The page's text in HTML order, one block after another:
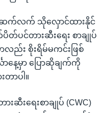
ဆက်လက် သိုလှောင်ထားနိုင်
ပင်တားဆီးရေး စာချုပ်
ည်း စိုးရိမ်မကင်းဖြစ်
မှာ ပြောဆိုချက်ကို
ာပါ။
ဆီးရေးစာချုပ် (CWC)